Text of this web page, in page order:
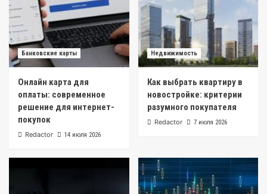
Банковские карты
Онлайн карта для
оплаты: современное
решение для интернет-
покупок
Redactor 14 июля 2026
Недвижимость
Как выбрать квартиру в
новостройке: критерии
разумного покупателя
Redactor 7 июля 2026